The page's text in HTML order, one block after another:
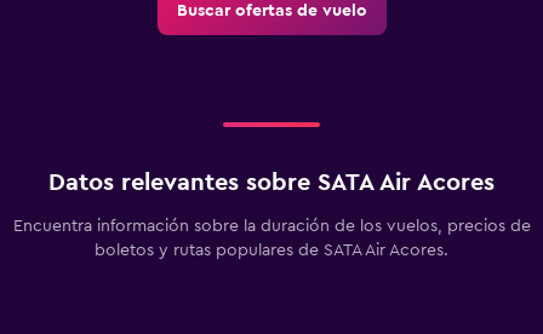
Buscar ofertas de vuelo
Datos relevantes sobre SATA Air Acores
Encuentra información sobre la duración de los vuelos, precios de
boletos y rutas populares de SATA Air Acores.